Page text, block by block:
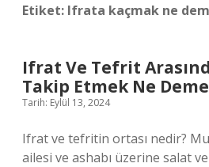
Etiket: Ifrata kaçmak ne
Ifrat Ve Tefrit
Takip Etmek Ne
Tarih: Eylül 13, 2024
Ifrat ve tefritin ortası nedir?
ailesi ve ashabı üzerine salat ve